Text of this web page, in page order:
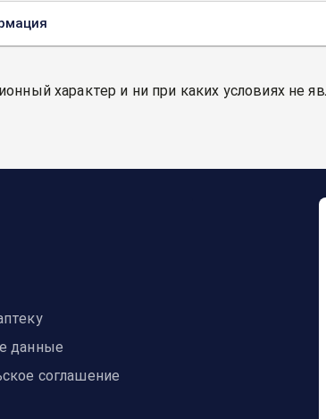
характер и ни при каких условиях не
данные
соглашение